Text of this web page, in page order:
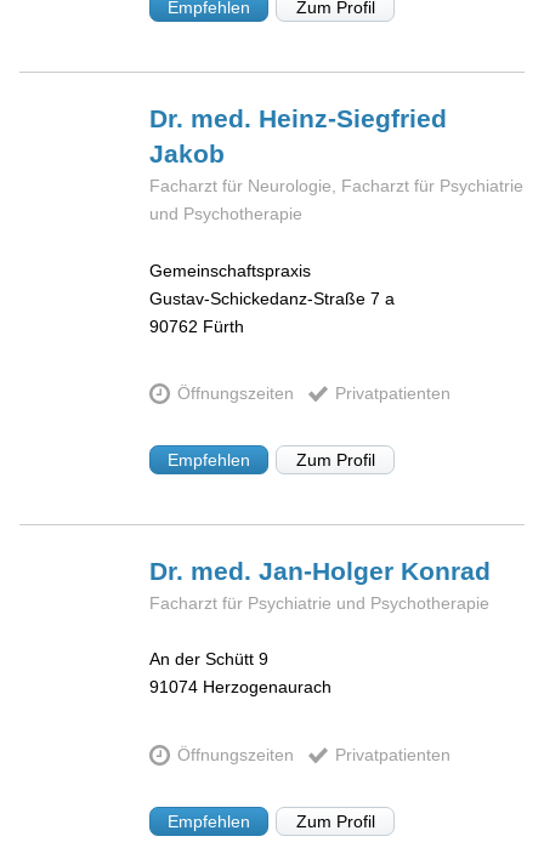
Empfehlen Zum Profil
Dr. med. Heinz-Siegfried
Jakob
Facharzt für Neurologie, Facharzt für Psychiatrie
und Psychotherapie
Gemeinschaftspraxis
Gustav-Schickedanz-Straße 7 a
90762 Fürth
Öffnungszeiten Privatpatienten
Empfehlen Zum Profil
Dr. med. Jan-Holger Konrad
Facharzt für Psychiatrie und Psychotherapie
An der Schütt 9
91074 Herzogenaurach
Öffnungszeiten Privatpatienten
Empfehlen Zum Profil